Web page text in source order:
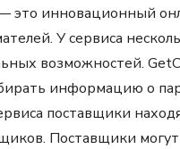
это инновационный
У сервиса
возможностей.
информацию о
поставщики
Поставщики